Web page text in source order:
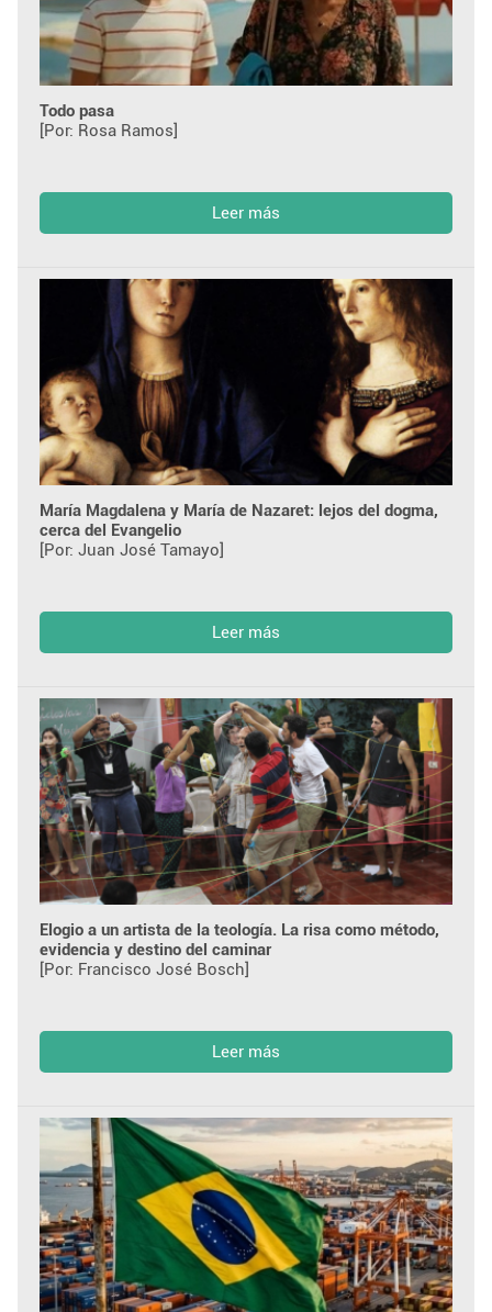
Todo pasa
[Por: Rosa Ramos]
Leer más
María Magdalena y María de Nazaret: lejos del dogma,
cerca del Evangelio
[Por: Juan José Tamayo]
Leer más
Elogio a un artista de la teología. La risa como método,
evidencia y destino del caminar
[Por: Francisco José Bosch]
Leer más